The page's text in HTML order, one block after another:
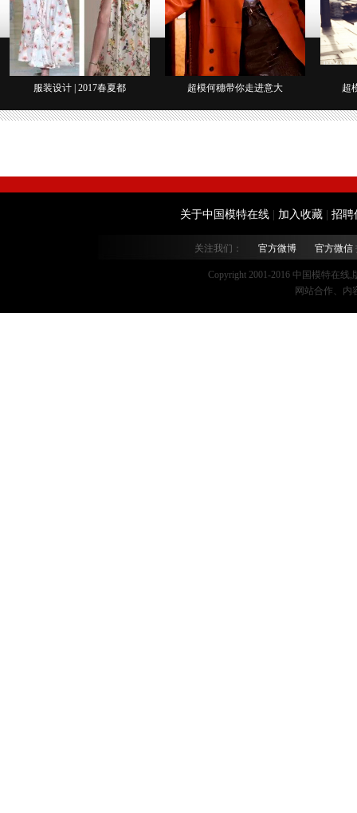
服装设计 | 2017春夏都 超模何穗带你走进意大 超
关于中国模特在线 加入收藏 招聘
关注我们： 官方微博 官方微信
Copyright 2001-2016 中国模特在线
网站合作、内